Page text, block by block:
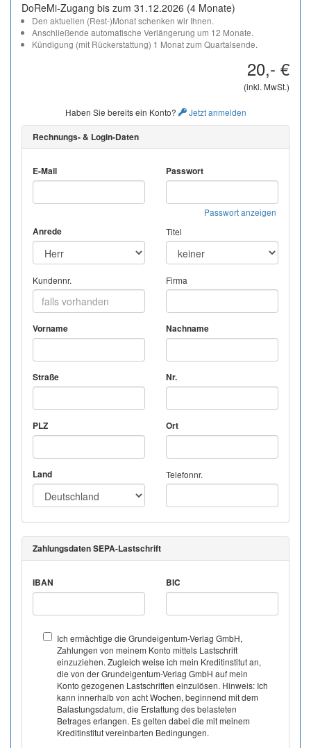
DoReMi-Zugang bis zum 31.12.2026 (4 Monate)
Den aktuellen (Rest-)Monat schenken wir Ihnen.
Anschließende automatische Verlängerung um 12 Monate.
Kündigung (mit Rückerstattung) 1 Monat zum Quartalsende.
20,- €
(inkl. MwSt.)
Haben Sie bereits ein Konto? Jetzt anmelden
Rechnungs- & Login-Daten
E-Mail Passwort
Passwort anzeigen
Anrede Titel
Kundennr. Firma
Vorname Nachname
Straße Nr.
PLZ Ort
Land Telefonnr.
Zahlungsdaten SEPA-Lastschrift
IBAN BIC
Ich ermächtige die Grundeigentum-Verlag GmbH,
Zahlungen von meinem Konto mittels Lastschrift
einzuziehen. Zugleich weise ich mein Kreditinstitut an,
die von der Grundeigentum-Verlag GmbH auf mein
Konto gezogenen Lastschriften einzulösen. Hinweis: Ich
kann innerhalb von acht Wochen, beginnend mit dem
Balastungsdatum, die Erstattung des belasteten
Betrages erlangen. Es gelten dabei die mit meinem
Kreditinstitut vereinbarten Bedingungen.